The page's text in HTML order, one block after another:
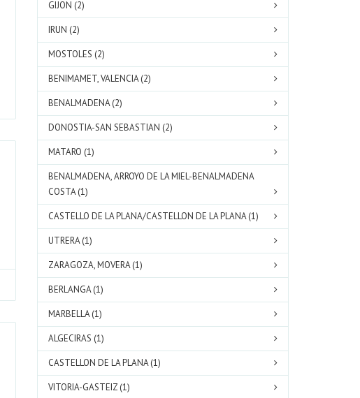
GIJON (2)
IRUN (2)
MOSTOLES (2)
BENIMAMET, VALENCIA (2)
BENALMADENA (2)
DONOSTIA-SAN SEBASTIAN (2)
MATARO (1)
BENALMADENA, ARROYO DE LA MIEL-BENALMADENA
COSTA (1)
CASTELLO DE LA PLANA/CASTELLON DE LA PLANA (1)
UTRERA (1)
ZARAGOZA, MOVERA (1)
BERLANGA (1)
MARBELLA (1)
ALGECIRAS (1)
CASTELLON DE LA PLANA (1)
VITORIA-GASTEIZ (1)